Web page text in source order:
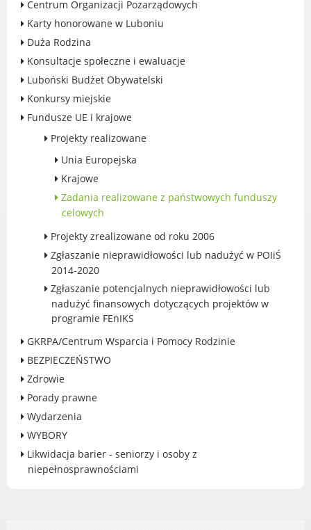
WYBORY
Likwidacja barier - seniorzy i osoby z
niepełnosprawnościami
MIASTO LUBOŃ
Władze Miasta
O mieście
Luboński Szlak Architektury
Przemysłowej
Śladami historii Lubonia
Gry miejskie
Kultura
Komenda Straży Miejskiej Miasta
Luboń
Komisariat Policji w Luboniu
LOSiR
Serwisy mapowe
Informator Miasta Luboń
Plaża Miejska przy ul. Rzecznej w
Luboniu
Centrum Organizacji Pozarządowych
Karty honorowane w Luboniu
Duża Rodzina
Konsultacje społeczne i ewaluacje
Luboński Budżet Obywatelski
Konkursy miejskie
Fundusze UE i krajowe
Projekty realizowane
Unia Europejska
Krajowe
Zadania realizowane z państwowych funduszy
celowych
Projekty zrealizowane od roku 2006
Zgłaszanie nieprawidłowości lub nadużyć w POIiŚ
2014-2020
Zgłaszanie potencjalnych nieprawidłowości lub
nadużyć finansowych dotyczących projektów w
programie FEnIKS
GKRPA/Centrum Wsparcia i Pomocy Rodzinie
BEZPIECZEŃSTWO
Zdrowie
Porady prawne
Wydarzenia
WYBORY
Likwidacja barier - seniorzy i osoby z
niepełnosprawnościami